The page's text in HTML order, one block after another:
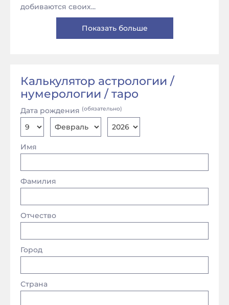
добиваются своих...
Показать больше
Калькулятор астрологии /
нумерологии / таро
Имя
Фамилия
Отчество
Дата рождения (обязательно)
Страна
Город